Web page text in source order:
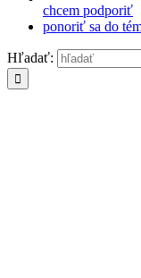
chcem podporiť
ponoriť sa do
Hľadať: